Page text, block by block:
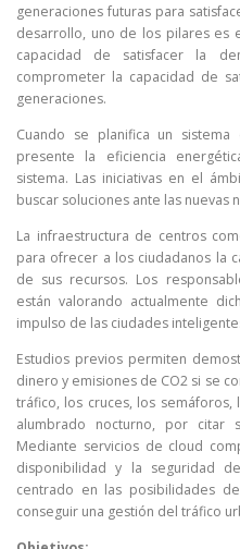
generaciones futuras para
desarrollo, uno de los pilares es
capacidad de satisfacer la
comprometer la capacidad de
generaciones.
Cuando se planifica un
presente la eficiencia
sistema. Las iniciativas en el
buscar soluciones ante las nuevas
La infraestructura de centros
para ofrecer a los ciudadanos la
de sus recursos. Los
están valorando actualmente
impulso de las ciudades
Estudios previos permiten
dinero y emisiones de CO2 si se
tráfico, los cruces, los
alumbrado nocturno, por citar
Mediante servicios de cloud
disponibilidad y la seguridad
centrado en las posibilidades
conseguir una gestión del tráfico